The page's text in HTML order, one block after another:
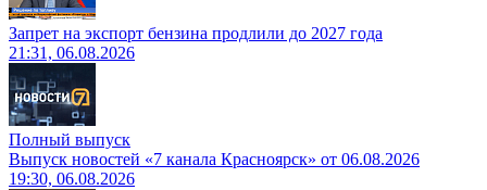
Запрет на экспорт бензина продлили до 2027 года
21:31, 06.08.2026
Полный выпуск
Выпуск новостей «7 канала Красноярск» от 06.08.2026
19:30, 06.08.2026